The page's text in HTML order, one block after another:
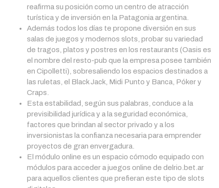
reafirma su posición como un centro de atracción
turística y de inversión en la Patagonia argentina.
Además todos los días te propone diversión en sus
salas de juegos y modernos slots, probar su variedad
de tragos, platos y postres en los restaurants (Oasis es
el nombre del resto-pub que la empresa posee también
en Cipolletti), sobresaliendo los espacios destinados a
las ruletas, el Black Jack, Midi Punto y Banca, Póker y
Craps.
Esta estabilidad, según sus palabras, conduce a la
previsibilidad jurídica y a la seguridad económica,
factores que brindan al sector privado y a los
inversionistas la confianza necesaria para emprender
proyectos de gran envergadura.
El módulo online es un espacio cómodo equipado con
módulos para acceder a juegos online de delrio.bet.ar
para aquellos clientes que prefieran este tipo de slots